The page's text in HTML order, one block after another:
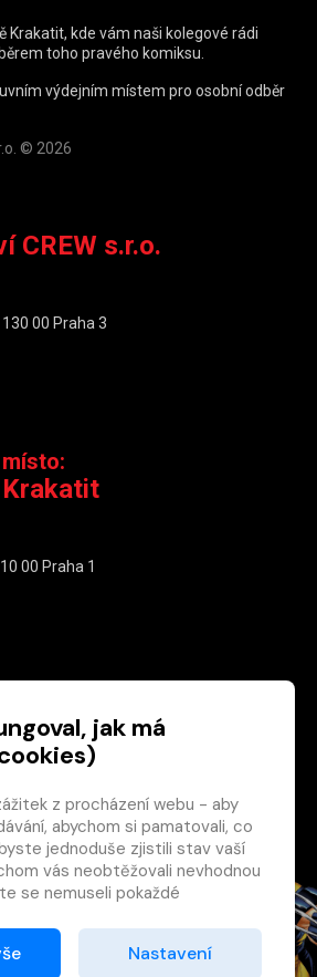
×
Máte u nás již
registrovaný
účet?
Registrací získáte slevu
Krakatit, kde vám naši kolegové rádi
toho pravého komiksu.
výdejním místem pro osobní odběr
© 2026
CREW s.r.o.
00 Praha 3
00 Praha 1
jak má
z procházení webu - aby
abychom si pamatovali, co
jednoduše zjistili stav vaší
vás neobtěžovali nevhodnou
se nemuseli pokaždé
souhlas se
cookies
Nastavení